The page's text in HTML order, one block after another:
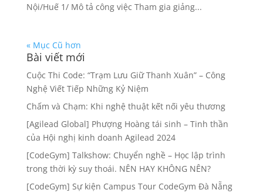
Nội/Huế 1/ Mô tả công việc Tham gia giảng...
« Mục Cũ hơn
Bài viết mới
Cuộc Thi Code: “Trạm Lưu Giữ Thanh Xuân” – Công
Nghệ Viết Tiếp Những Kỷ Niệm
Chấm và Chạm: Khi nghệ thuật kết nối yêu thương
[Agilead Global] Phượng Hoàng tái sinh – Tinh thần
của Hội nghị kinh doanh Agilead 2024
[CodeGym] Talkshow: Chuyển nghề – Học lập trình
trong thời kỳ suy thoái. NÊN HAY KHÔNG NÊN?
[CodeGym] Sự kiện Campus Tour CodeGym Đà Nẵng